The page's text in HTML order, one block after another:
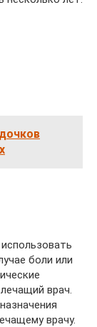
боли или
врач.
врачу.